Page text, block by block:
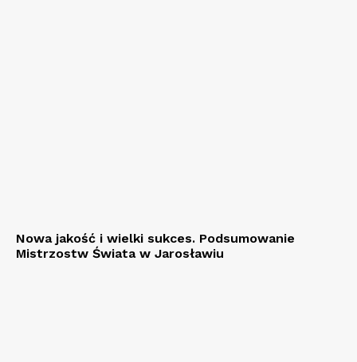
Nowa jakość i wielki sukces. Podsumowanie
Mistrzostw Świata w Jarosławiu